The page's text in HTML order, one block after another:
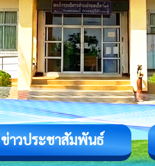
ข่าวประชาสัมพันธ์